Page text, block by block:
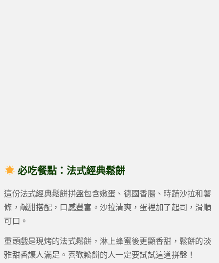
必吃餐點： 法式經典鬆餅
這份法式經典鬆餅拼盤包含嫩蛋、德國香腸、時蔬沙拉和薯
條，鹹甜搭配，口感豐富。沙拉清爽，蛋裡加了起司，滑順
可口。
重頭戲是現烤的法式鬆餅，淋上蜂蜜後更顯香甜，鬆餅的淡
雅甜香讓人滿足。喜歡鬆餅的人一定要試試這道拼盤！